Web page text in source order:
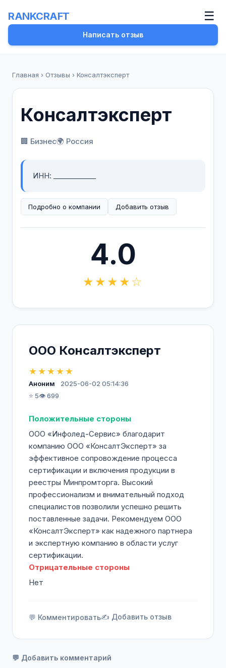
RANKCRAFT ☰
Написать отзыв
Главная › Отзывы › Консалтэксперт
Консалтэксперт
🏢 Бизнес🌍 Россия
ИНН: ____________
Подробно о компании Добавить отзыв
4.0
★★★★☆
ООО Консалтэксперт
★★★★★
Аноним
2025-06-02 05:14:36
⭐ 5👁️ 699
Положительные стороны
ООО «Инфолед-Сервис» благодарит
компанию ООО «КонсалтЭксперт» за
эффективное сопровождение процесса
сертификации и включения продукции в
реестры Минпромторга. Высокий
профессионализм и внимательный подход
специалистов позволили успешно решить
поставленные задачи. Рекомендуем ООО
«КонсалтЭксперт» как надежного партнера
и экспертную компанию в области услуг
сертификации.
Отрицательные стороны
Нет
💬 Комментировать✍️ Добавить отзыв
💬 Добавить комментарий